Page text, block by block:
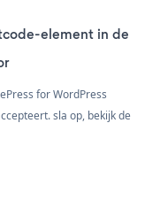
element in de
for WordPress
sla op, bekijk de